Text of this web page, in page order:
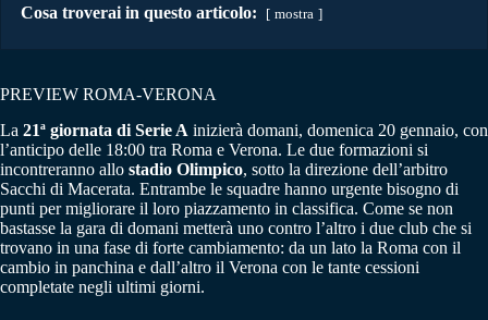
Cosa troverai in questo articolo: mostra
PREVIEW ROMA-VERONA
La 21ª giornata di Serie A inizierà domani, domenica 20 gennaio, con
l’anticipo delle 18:00 tra Roma e Verona. Le due formazioni si
incontreranno allo stadio Olimpico, sotto la direzione dell’arbitro
Sacchi di Macerata. Entrambe le squadre hanno urgente bisogno di
punti per migliorare il loro piazzamento in classifica. Come se non
bastasse la gara di domani metterà uno contro l’altro i due club che si
trovano in una fase di forte cambiamento: da un lato la Roma con il
cambio in panchina e dall’altro il Verona con le tante cessioni
completate negli ultimi giorni.